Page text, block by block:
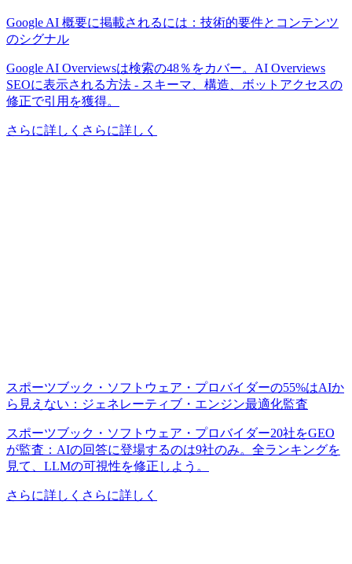
Google AI 概要に掲載されるには：技術的要件とコンテンツ
のシグナル
Google AI Overviewsは検索の48％をカバー。AI Overviews
SEOに表示される方法 - スキーマ、構造、ボットアクセスの
修正で引用を獲得。
さらに詳しくさらに詳しく
スポーツブック・ソフトウェア・プロバイダーの55%はAIか
ら見えない：ジェネレーティブ・エンジン最適化監査
スポーツブック・ソフトウェア・プロバイダー20社をGEO
が監査：AIの回答に登場するのは9社のみ。全ランキングを
見て、LLMの可視性を修正しよう。
さらに詳しくさらに詳しく